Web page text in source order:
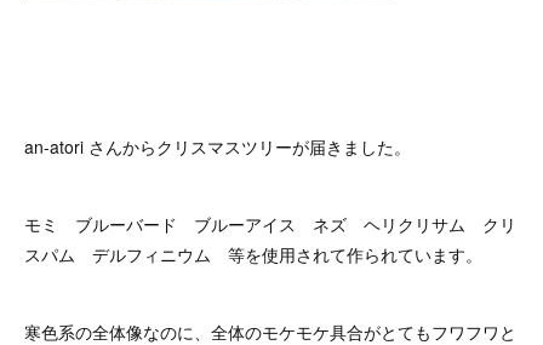
an-atori さんからクリスマスツリーが届きました。
モミ ブルーバード ブルーアイス ネズ ヘリクリサム クリ
スパム デルフィニウム 等を使用されて作られています。
寒色系の全体像なのに、全体のモケモケ具合がとてもフワフワと